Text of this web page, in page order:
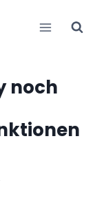
noch